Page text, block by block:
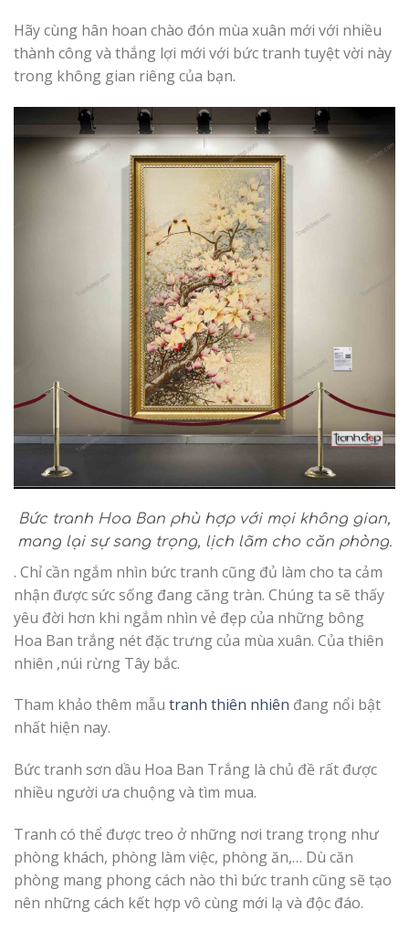
Hãy cùng hân hoan chào đón mùa xuân mới với nhiều
thành công và thắng lợi mới với bức tranh tuyệt vời này
trong không gian riêng của bạn.
Bức tranh Hoa Ban phù hợp với mọi không gian,
mang lại sự sang trọng, lịch lãm cho căn phòng.
. Chỉ cần ngắm nhìn bức tranh cũng đủ làm cho ta cảm
nhận được sức sống đang căng tràn. Chúng ta sẽ thấy
yêu đời hơn khi ngắm nhìn vẻ đẹp của những bông
Hoa Ban trắng nét đặc trưng của mùa xuân. Của thiên
nhiên ,núi rừng Tây bắc.
Tham khảo thêm mẫu tranh thiên nhiên đang nổi bật
nhất hiện nay.
Bức tranh sơn dầu Hoa Ban Trắng là chủ đề rất được
nhiều người ưa chuộng và tìm mua.
Tranh có thể được treo ở những nơi trang trọng như
phòng khách, phòng làm việc, phòng ăn,… Dù căn
phòng mang phong cách nào thì bức tranh cũng sẽ tạo
nên những cách kết hợp vô cùng mới lạ và độc đáo.